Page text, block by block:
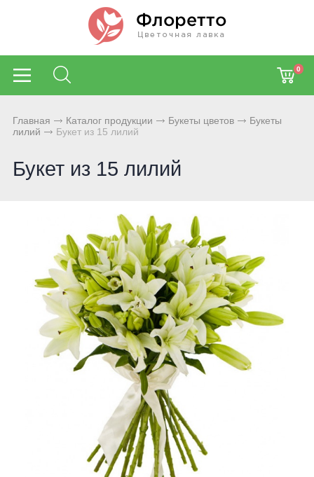
0
Главная Каталог продукции Букеты цветов
Букеты
лилий
Букет из 15 лилий
Букет из 15 лилий